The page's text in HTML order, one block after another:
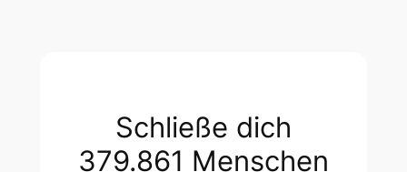
Schließe dich
379.861 Menschen